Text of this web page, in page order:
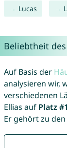
Lucas
Beliebtheit
Auf Basis der
analysieren wir,
verschiedenen
Ellias auf Platz
Er gehört zu